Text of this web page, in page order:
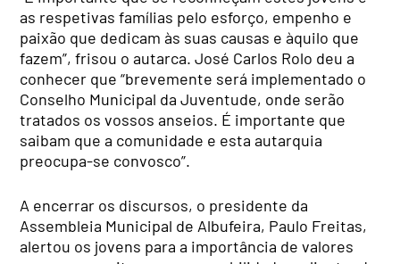
as respetivas famílias pelo esforço, empenho e
paixão que dedicam às suas causas e àquilo que
fazem”, frisou o autarca. José Carlos Rolo deu a
conhecer que “brevemente será implementado o
Conselho Municipal da Juventude, onde serão
tratados os vossos anseios. É importante que
saibam que a comunidade e esta autarquia
preocupa-se convosco”.
A encerrar os discursos, o presidente da
Assembleia Municipal de Albufeira, Paulo Freitas,
alertou os jovens para a importância de valores